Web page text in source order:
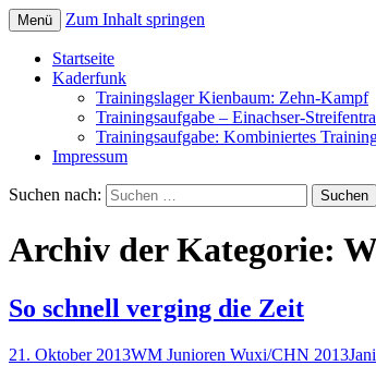
Menü Zum Inhalt springen
Startseite
Kaderfunk
Trainingslager Kienbaum: Zehn-Kampf
Trainingsaufgabe – Einachser-
Trainingsaufgabe: Kombiniertes
Impressum
Suchen nach:
Archiv der Kategorie:
So schnell verging die Zeit
21. Oktober 2013WM Junioren Wuxi/CHN 2013